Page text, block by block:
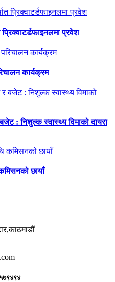
प्रवेश
कार्यक्रम
: निशुल्क स्वास्थ्य विमाको दायरा
छायाँ